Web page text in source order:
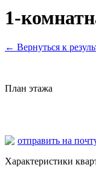
1-
← Вернуться к
План этажа
отправить на
Характеристики